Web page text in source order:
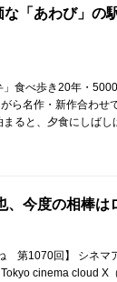
「あわび」の
」食べ歩き20年・
ら名作・新作合わせ
まると、夕食にしば
、今度の相棒は
第1070回】 シネマ
cinema cloud X